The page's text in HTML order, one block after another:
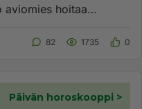
aviomies hoitaa
82 1735 0